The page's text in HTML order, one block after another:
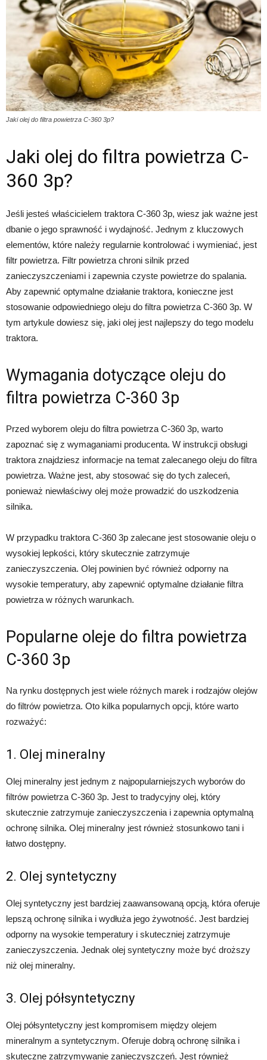
Jaki olej do filtra powietrza C-360 3p?
Jaki olej do filtra powietrza C-
360 3p?
Jeśli jesteś właścicielem traktora C-360 3p, wiesz jak ważne jest
dbanie o jego sprawność i wydajność. Jednym z kluczowych
elementów, które należy regularnie kontrolować i wymieniać, jest
filtr powietrza. Filtr powietrza chroni silnik przed
zanieczyszczeniami i zapewnia czyste powietrze do spalania.
Aby zapewnić optymalne działanie traktora, konieczne jest
stosowanie odpowiedniego oleju do filtra powietrza C-360 3p. W
tym artykule dowiesz się, jaki olej jest najlepszy do tego modelu
traktora.
Wymagania dotyczące oleju do
filtra powietrza C-360 3p
Przed wyborem oleju do filtra powietrza C-360 3p, warto
zapoznać się z wymaganiami producenta. W instrukcji obsługi
traktora znajdziesz informacje na temat zalecanego oleju do filtra
powietrza. Ważne jest, aby stosować się do tych zaleceń,
ponieważ niewłaściwy olej może prowadzić do uszkodzenia
silnika.
W przypadku traktora C-360 3p zalecane jest stosowanie oleju o
wysokiej lepkości, który skutecznie zatrzymuje
zanieczyszczenia. Olej powinien być również odporny na
wysokie temperatury, aby zapewnić optymalne działanie filtra
powietrza w różnych warunkach.
Popularne oleje do filtra powietrza
C-360 3p
Na rynku dostępnych jest wiele różnych marek i rodzajów olejów
do filtrów powietrza. Oto kilka popularnych opcji, które warto
rozważyć:
1. Olej mineralny
Olej mineralny jest jednym z najpopularniejszych wyborów do
filtrów powietrza C-360 3p. Jest to tradycyjny olej, który
skutecznie zatrzymuje zanieczyszczenia i zapewnia optymalną
ochronę silnika. Olej mineralny jest również stosunkowo tani i
łatwo dostępny.
2. Olej syntetyczny
Olej syntetyczny jest bardziej zaawansowaną opcją, która oferuje
lepszą ochronę silnika i wydłuża jego żywotność. Jest bardziej
odporny na wysokie temperatury i skuteczniej zatrzymuje
zanieczyszczenia. Jednak olej syntetyczny może być droższy
niż olej mineralny.
3. Olej półsyntetyczny
Olej półsyntetyczny jest kompromisem między olejem
mineralnym a syntetycznym. Oferuje dobrą ochronę silnika i
skuteczne zatrzymywanie zanieczyszczeń. Jest również